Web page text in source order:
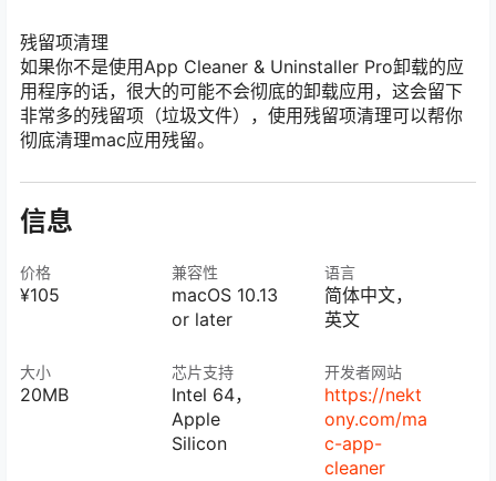
残留项清理
如果你不是使用App Cleaner & Uninstaller Pro卸载的应
用程序的话，很大的可能不会彻底的卸载应用，这会留下
非常多的残留项（垃圾文件），使用残留项清理可以帮你
彻底清理mac应用残留。
信息
价格
¥105
大小
20MB
兼容性
macOS 10.13
or later
芯片支持
Intel 64，
Apple
Silicon
语言
简体中文，
英文
开发者网站
https://nekt
ony.com/ma
c-app-
cleaner